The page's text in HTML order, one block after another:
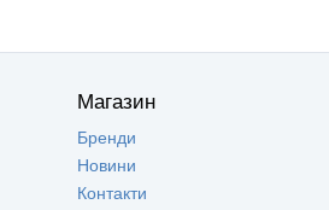
Магазин
Бренди
Новини
Контакти